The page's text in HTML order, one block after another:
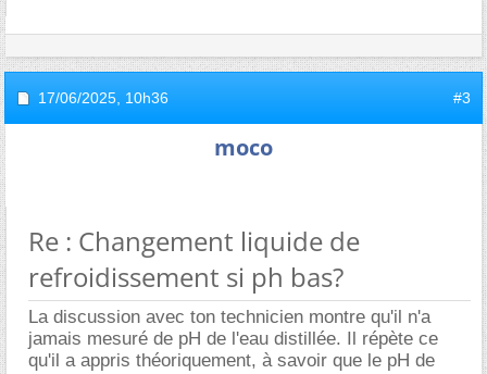
17/06/2025, 10h36 #3
moco
Re : Changement liquide de
refroidissement si ph bas?
La discussion avec ton technicien montre qu'il n'a
jamais mesuré de pH de l'eau distillée. Il répète ce
qu'il a appris théoriquement, à savoir que le pH de